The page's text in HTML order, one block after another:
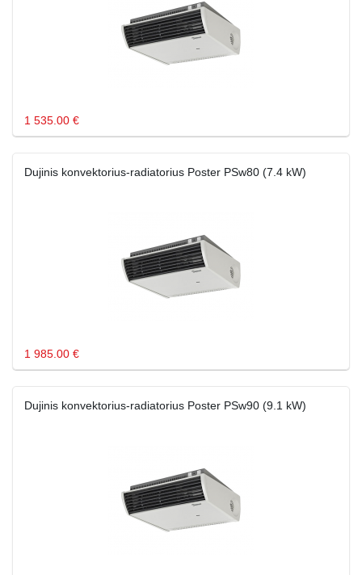
1 535.00 €
Dujinis konvektorius-radiatorius Poster PSw80 (7.4 kW)
1 985.00 €
Dujinis konvektorius-radiatorius Poster PSw90 (9.1 kW)